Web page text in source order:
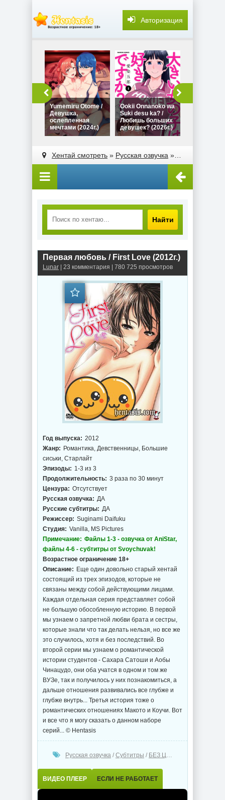
Авторизация
Yumemiru Otome /
Девушка,
ослепленная
мечтами (2024г.)
Ookii Onnanoko wa
Suki desu ka? /
Любишь больших
девушек? (2026г.)
семинара
Хентай смотреть » Русская озвучка » Первая любовь / First Love (2012г.)
Найти
Первая любовь / First Love (2012г.)
Lunar | 23 комментария | 780 725 просмотров
Год выпуска: 2012
Жанр: Романтика, Девственницы, Большие
сиськи, Старлайт
Эпизоды: 1-3 из 3
Продолжительность: 3 раза по 30 минут
Цензура: Отсутствует
Русская озвучка: ДА
Русские субтитры: ДА
Режиссер: Suginami Daifuku
Студия: Vanilla, MS Pictures
Примечание: Файлы 1-3 - озвучка от AniStar,
файлы 4-6 - субтитры от Svoychuvak!
Возрастное ограничение 18+
Описание: Еще один довольно старый хентай
состоящий из трех эпизодов, которые не
связаны между собой действующими лицами.
Каждая отдельная серия представляет собой
не большую обособленную историю. В первой
мы узнаем о запретной любви брата и сестры,
которые знали что так делать нельзя, но все же
это случилось, хотя и без последствий. Во
второй серии мы узнаем о романтической
истории студентов - Сахара Сатоши и Аобы
Чинацудо, они оба учатся в одном и том же
ВУЗе, так и получилось у них познакомиться, а
дальше отношения развивались все глубже и
глубже внутрь... Третья история тоже о
романтических отношениях Макото и Коучи. Вот
и все что я могу сказать о данном наборе
серий... © Hentasis
Русская озвучка / Субтитры / БЕЗ ЦЕНЗУРЫ
ВИДЕО ПЛЕЕР ЕСЛИ НЕ РАБОТАЕТ